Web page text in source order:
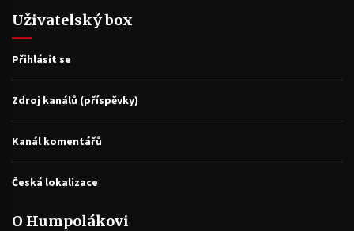
Uživatelský box
Přihlásit se
Zdroj kanálů (příspěvky)
Kanál komentářů
Česká lokalizace
O Humpolákovi